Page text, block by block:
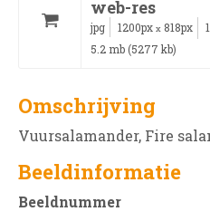
web-res
jpg 1200px x 818px
5.2 mb (5277 kb)
Omschrijving
Vuursalamander, Fire
Beeldinformatie
Beeldnummer